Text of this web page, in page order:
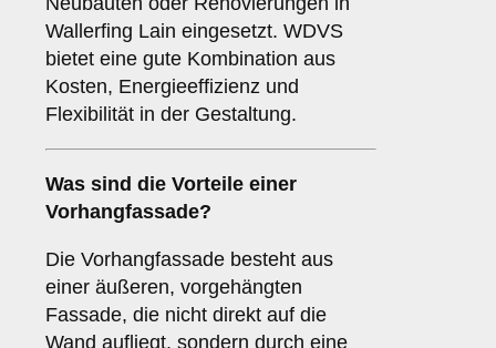
Wallerfing Lain eingesetzt. WDVS
bietet eine gute Kombination aus
Kosten, Energieeffizienz und
Flexibilität in der Gestaltung.
Was sind die Vorteile einer
Vorhangfassade?
Die Vorhangfassade besteht aus
einer äußeren, vorgehängten
Fassade, die nicht direkt auf die
Wand aufliegt, sondern durch eine